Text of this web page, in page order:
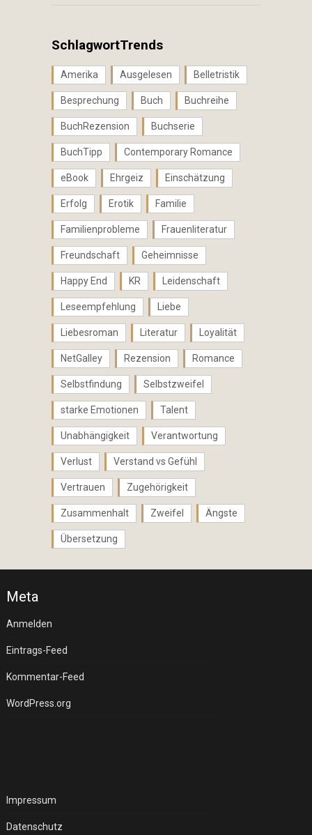
SchlagwortTrends
Amerika Ausgelesen Belletristik
Besprechung Buch Buchreihe
BuchRezension Buchserie
BuchTipp Contemporary Romance
eBook Ehrgeiz Einschätzung
Erfolg Erotik Familie
Familienprobleme Frauenliteratur
Freundschaft Geheimnisse
Happy End KR Leidenschaft
Leseempfehlung Liebe
Liebesroman Literatur Loyalität
NetGalley Rezension Romance
Selbstfindung Selbstzweifel
starke Emotionen Talent
Unabhängigkeit Verantwortung
Verlust Verstand vs Gefühl
Vertrauen Zugehörigkeit
Zusammenhalt Zweifel Ängste
Übersetzung
Meta
Anmelden
Eintrags-Feed
Kommentar-Feed
WordPress.org
Impressum
Datenschutz